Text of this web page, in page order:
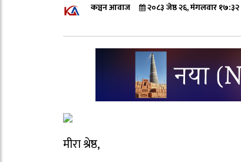
कञ्चन आवाज २०८३ जेष्ठ २६, मंगलवार १७:३२
मीरा श्रेष्ठ,